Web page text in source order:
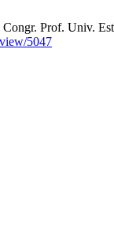
Prof. Univ.
5047